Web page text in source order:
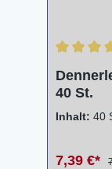
40 St.
Inhalt: 40
7,39 €*